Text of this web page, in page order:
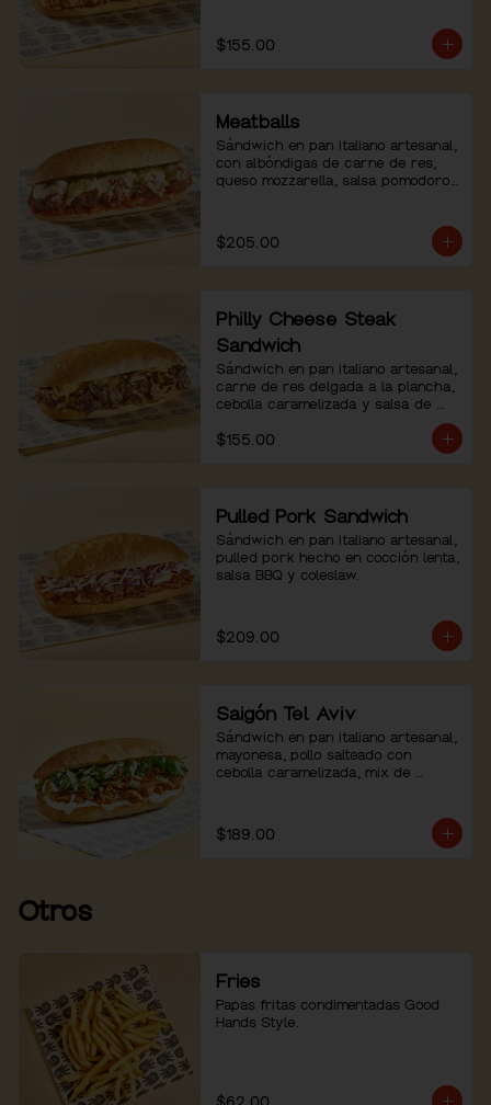
$155.00
Meatballs
Sándwich en pan italiano artesanal,
con albóndigas de carne de res,
queso mozzarella, salsa pomodoro
$205.00
Philly Cheese Steak
Sandwich
Sándwich en pan italiano artesanal,
carne de res delgada a la plancha,
cebolla caramelizada y salsa de
$155.00
Pulled Pork Sandwich
Sándwich en pan italiano artesanal,
pulled pork hecho en cocción lenta,
salsa BBQ y coleslaw.
$209.00
Saigón Tel Aviv
Sándwich en pan italiano artesanal,
mayonesa, pollo salteado con
cebolla caramelizada, mix de
$189.00
Otros
Fries
Papas fritas condimentadas Good
Hands Style.